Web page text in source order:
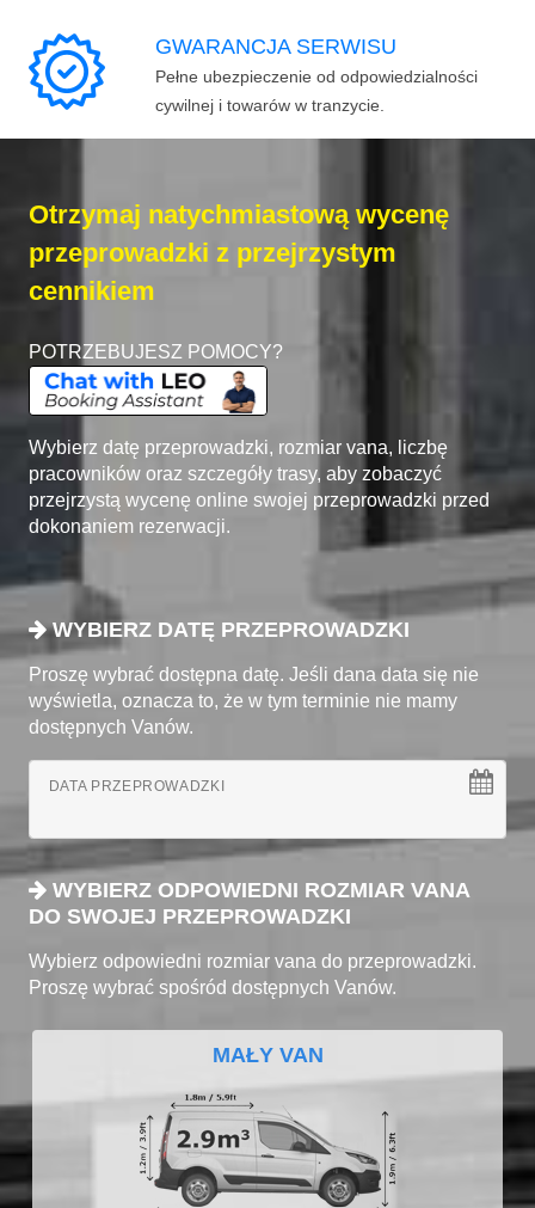
GWARANCJA SERWISU
Pełne ubezpieczenie od odpowiedzialności
cywilnej i towarów w tranzycie.
Otrzymaj natychmiastową wycenę
przeprowadzki z przejrzystym
cennikiem
POTRZEBUJESZ POMOCY?
Wybierz datę przeprowadzki, rozmiar vana, liczbę
pracowników oraz szczegóły trasy, aby zobaczyć
przejrzystą wycenę online swojej przeprowadzki przed
dokonaniem rezerwacji.
WYBIERZ DATĘ PRZEPROWADZKI
Proszę wybrać dostępna datę. Jeśli dana data się nie
wyświetla, oznacza to, że w tym terminie nie mamy
dostępnych Vanów.
DATA PRZEPROWADZKI
WYBIERZ ODPOWIEDNI ROZMIAR VANA
DO SWOJEJ PRZEPROWADZKI
Wybierz odpowiedni rozmiar vana do przeprowadzki.
Proszę wybrać spośród dostępnych Vanów.
MAŁY VAN